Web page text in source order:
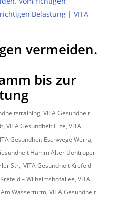
vermeiden.
bis zur
, VITA Gesundheit
, VITA Gesundheit Elze, VITA
Gesundheit Eschwege Werra,
Hamm Alter Uentroper
Str., VITA Gesundheit Krefeld -
– Wilhelmshofallee, VITA
Wasserturm, VITA Gesundheit